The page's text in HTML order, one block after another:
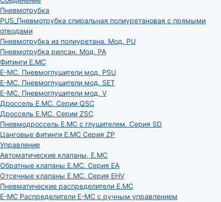
Пневмотрубка
PUS_Пневмотрубка спиральная полиуретановая с прямыми
отводами
Пневмотрубка из полиуретана. Мод. РU
Пневмотрубка рилсан. Мод. PA
Фитинги E.MC
E-MC. Пневмоглушители мод. PSU
E-MC. Пневмоглушители мод. SET
E-MC. Пневмоглушители мод. V
Дроссель E.MC. Серии QSC
Дроссель E.MC. Серии ZSC
Пневмодроссель E.MC с глушителем. Серия SD
Цанговые фитинги E.MC Серия ZP
Управление
Автоматические клапаны, Е.МС
Обратные клапаны E.MC. Серия EA
Отсечные клапаны E.MC. Серия EHV
Пневматические распределители E.MC
E-MC Распределители E-MC с ручным управлением